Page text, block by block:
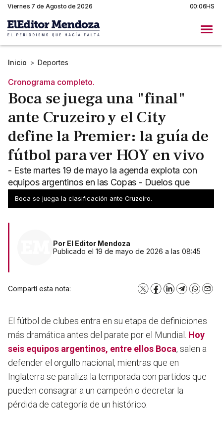
Viernes 7 de Agosto de 2026 00:06HS
Inicio > Deportes
Cronograma completo.
Boca se juega una "final"
ante Cruzeiro y el City
define la Premier: la guía de
fútbol para ver HOY en vivo
- Este martes 19 de mayo la agenda explota con
equipos argentinos en las Copas - Duelos que
definen el título y el descenso en la Premier, y más.
Boca se juega la clasificación ante Cruzeiro.
Por El Editor Mendoza
Publicado el 19 de mayo de 2026 a las 08:45
Compartí esta nota: X Facebook
LinkedInTelegram
El fútbol de clubes entra en su etapa de definiciones
más dramática antes del parate por el Mundial. Hoy
seis equipos argentinos, entre ellos Boca, salen a
defender el orgullo nacional, mientras que en
Inglaterra se paraliza la temporada con partidos que
pueden consagrar a un campeón o decretar la
pérdida de categoría de un histórico.